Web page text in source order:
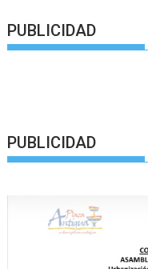
PUBLICIDAD
PUBLICIDAD